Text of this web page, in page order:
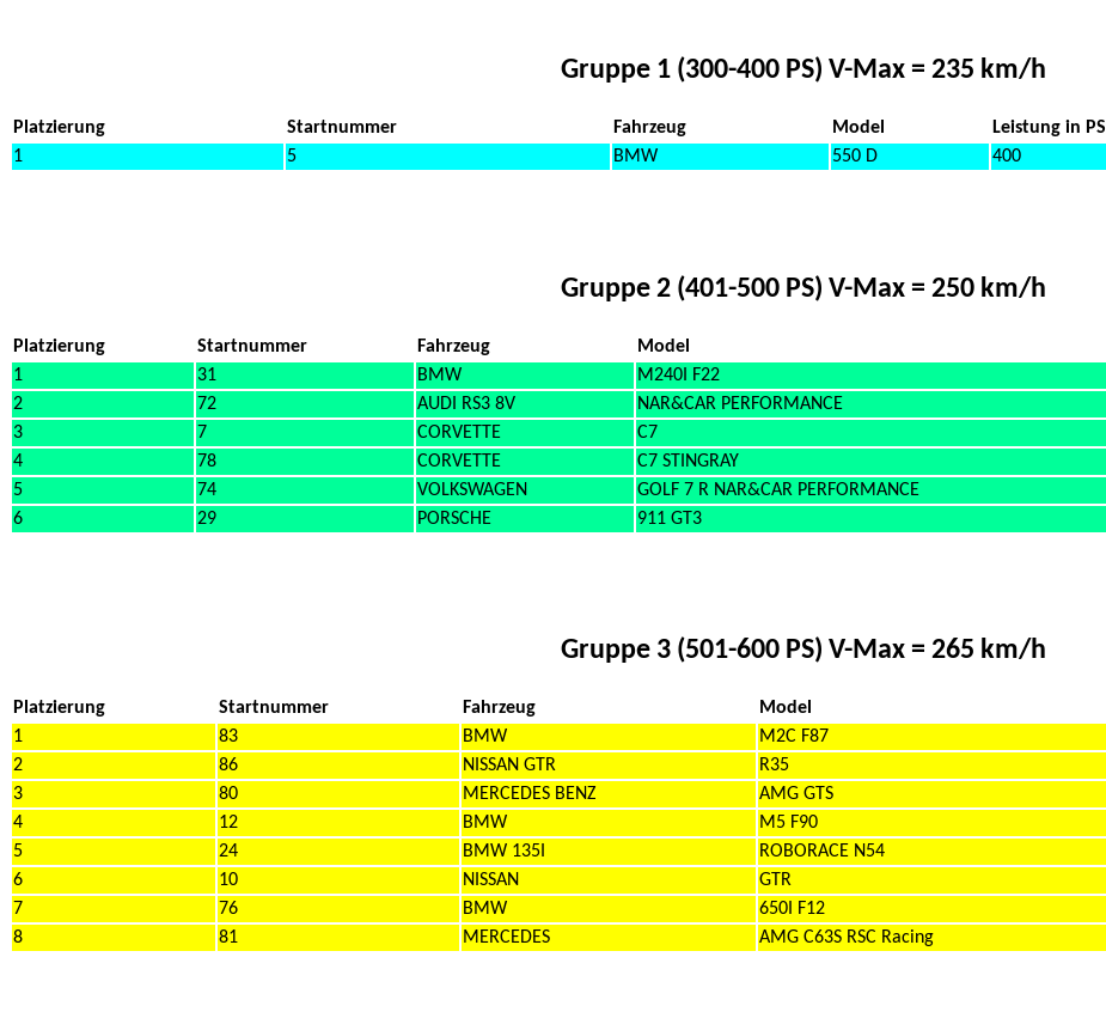
Gruppe 1 (300-400 PS) V-Max = 235 km/h
Platzierung Startnummer Fahrzeug Model Leistung in PS
1
5 BMW 550 D 400
Gruppe 2 (401-500 PS) V-Max = 250 km/h
Platzierung Startnummer Fahrzeug Model
1
31 BMW M240I F22
2
72 AUDI RS3 8V NAR&CAR PERFORMANCE
3
7 CORVETTE C7
4
78 CORVETTE C7 STINGRAY
5
74 VOLKSWAGEN GOLF 7 R NAR&CAR PERFORMANCE
6
29 PORSCHE 911 GT3
Gruppe 3 (501-600 PS) V-Max = 265 km/h
Platzierung Startnummer Fahrzeug Model
1
83 BMW M2C F87
2
86 NISSAN GTR R35
3
80 MERCEDES BENZ AMG GTS
4
12 BMW M5 F90
5
24 BMW 135I ROBORACE N54
6
10 NISSAN GTR
7
76 BMW 650I F12
8
81 MERCEDES AMG C63S RSC Racing